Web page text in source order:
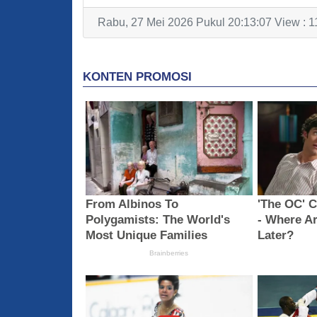
Rabu, 27 Mei 2026 Pukul 20:13:07 View :